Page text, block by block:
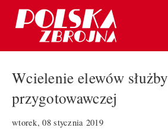
Wcielenie elewów służby
przygotowawczej
wtorek, 08 stycznia 2019